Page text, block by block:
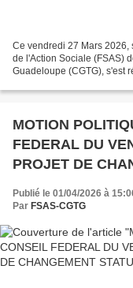
Ce vendredi 27 Mars 2026,
de l'Action Sociale (FSAS)
Guadeloupe (CGTG), s'est
MOTION POLITIQUE
FEDERAL DU
PROJET DE
Publié le 01/04/2026 à
Par FSAS-CGTG